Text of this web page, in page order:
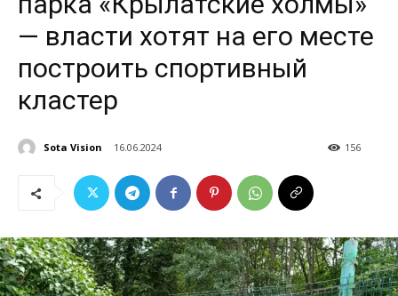
— власти хотят на его месте
построить спортивный
кластер
Sota Vision 16.06.2024 156